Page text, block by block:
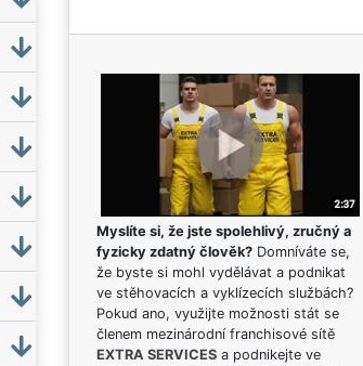
Myslíte si, že jste spolehlivý, zručný a
fyzicky zdatný člověk?Domníváte se,
že byste si mohl vydělávat a podnikat
ve stěhovacích a vyklízecích službách?
Pokud ano, využijte možnosti stát se
členem mezinárodní franchisové sítě
EXTRA SERVICESa podnikejte ve